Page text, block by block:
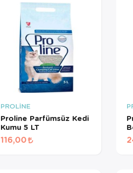
PROLİNE
Proline Parfümsüz Kedi
Kumu 5 LT
116,00